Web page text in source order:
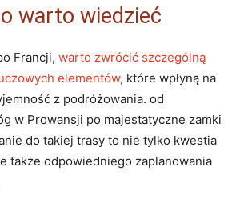
warto wiedzieć
Francji, warto zwrócić szczególną
elementów, które wpłyną na
z podróżowania. od
w Prowansji po majestatyczne zamki
do takiej trasy to nie tylko kwestia
także odpowiedniego zaplanowania